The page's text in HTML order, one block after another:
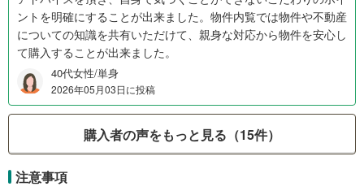
ントを明確にすることが出来ました。物件内覧では物件や不動産
についての知識を共有いただけて、親身な対応から物件を安心し
て購入することが出来ました。
40代女性/単身
2026年05月03日に投稿
購入者の声をもっと見る（15件）
注意事項